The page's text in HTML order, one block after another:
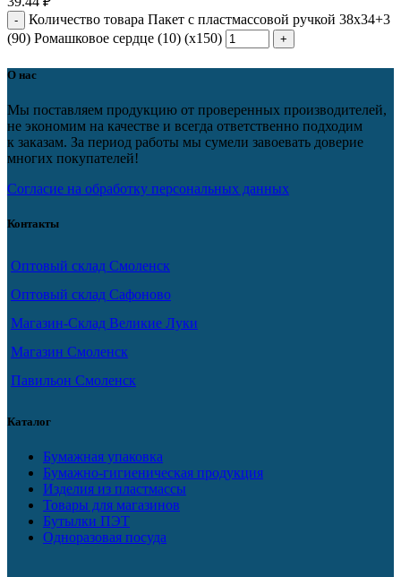
Количество товара Пакет с пластмассовой ручкой 38x34+3
(90) Ромашковое сердце (10) (х150)
О нас
Мы поставляем продукцию от проверенных производителей,
не экономим на качестве и всегда ответственно подходим
к заказам. За период работы мы сумели завоевать доверие
многих покупателей!
Согласие на обработку персональных данных
Контакты
Оптовый склад Смоленск
Оптовый склад Сафоново
Магазин-Склад Великие Луки
Магазин Смоленск
Павильон Смоленск
Каталог
Бумажная упаковка
Бумажно-гигиеническая продукция
Изделия из пластмассы
Товары для магазинов
Бутылки ПЭТ
Одноразовая посуда